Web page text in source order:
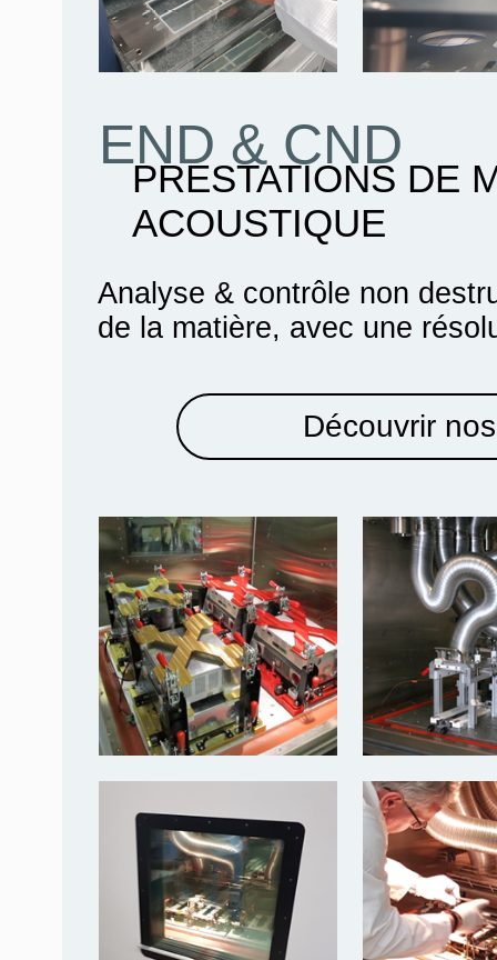
Analyse & contrôle non
de la matière, avec une
Découvrir
END & CND
PRESTATIONS DE
ACOUSTIQUE